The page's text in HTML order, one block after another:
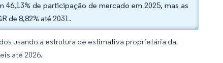
de participação de mercado em 2025, mas as
de 8,82% até 2031.
usando a estrutura de estimativa proprietária da
até 2026.